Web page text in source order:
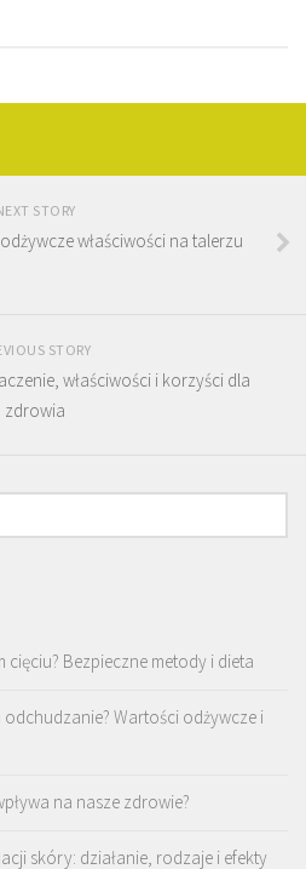
STORY
właściwości na talerzu
STORY
właściwości i korzyści dla
zdrowia
cięciu? Bezpieczne metody i dieta
Wartości odżywcze i
na nasze zdrowie?
skóry: działanie, rodzaje i efekty